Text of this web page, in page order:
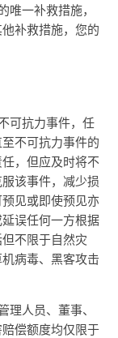
一补救措施，
补救措施，您的
可抗力事件，任
不可抗力事件的
，但应及时将不
该事件，减少损
见或即使预见亦
误任何一方根据
不限于自然灾
病毒、黑客攻击
人员、董事、
偿额度均仅限于